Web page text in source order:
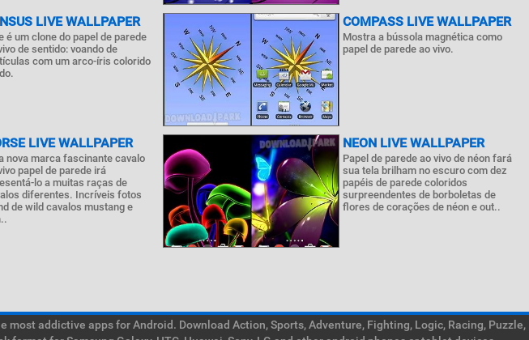
LIVE WALLPAPER
é um clone do papel de parede
de sentido: voando de
com um arco-íris colorido
COMPASS LIVE WALLPAPER
Mostra a bússola magnética como
papel de parede ao vivo.
LIVE WALLPAPER
nova marca fascinante cavalo
papel de parede irá
lo a muitas raças de
diferentes. Incríveis fotos
de wild cavalos mustang e
NEON LIVE WALLPAPER
Papel de parede ao vivo de néon fará
sua tela brilham no escuro com dez
papéis de parede coloridos
surpreendentes de borboletas de
flores de corações de néon e out..
addictive apps for Android. Download Action, Sports, Adventure, Fighting, Logic, Racing, Puzzle,